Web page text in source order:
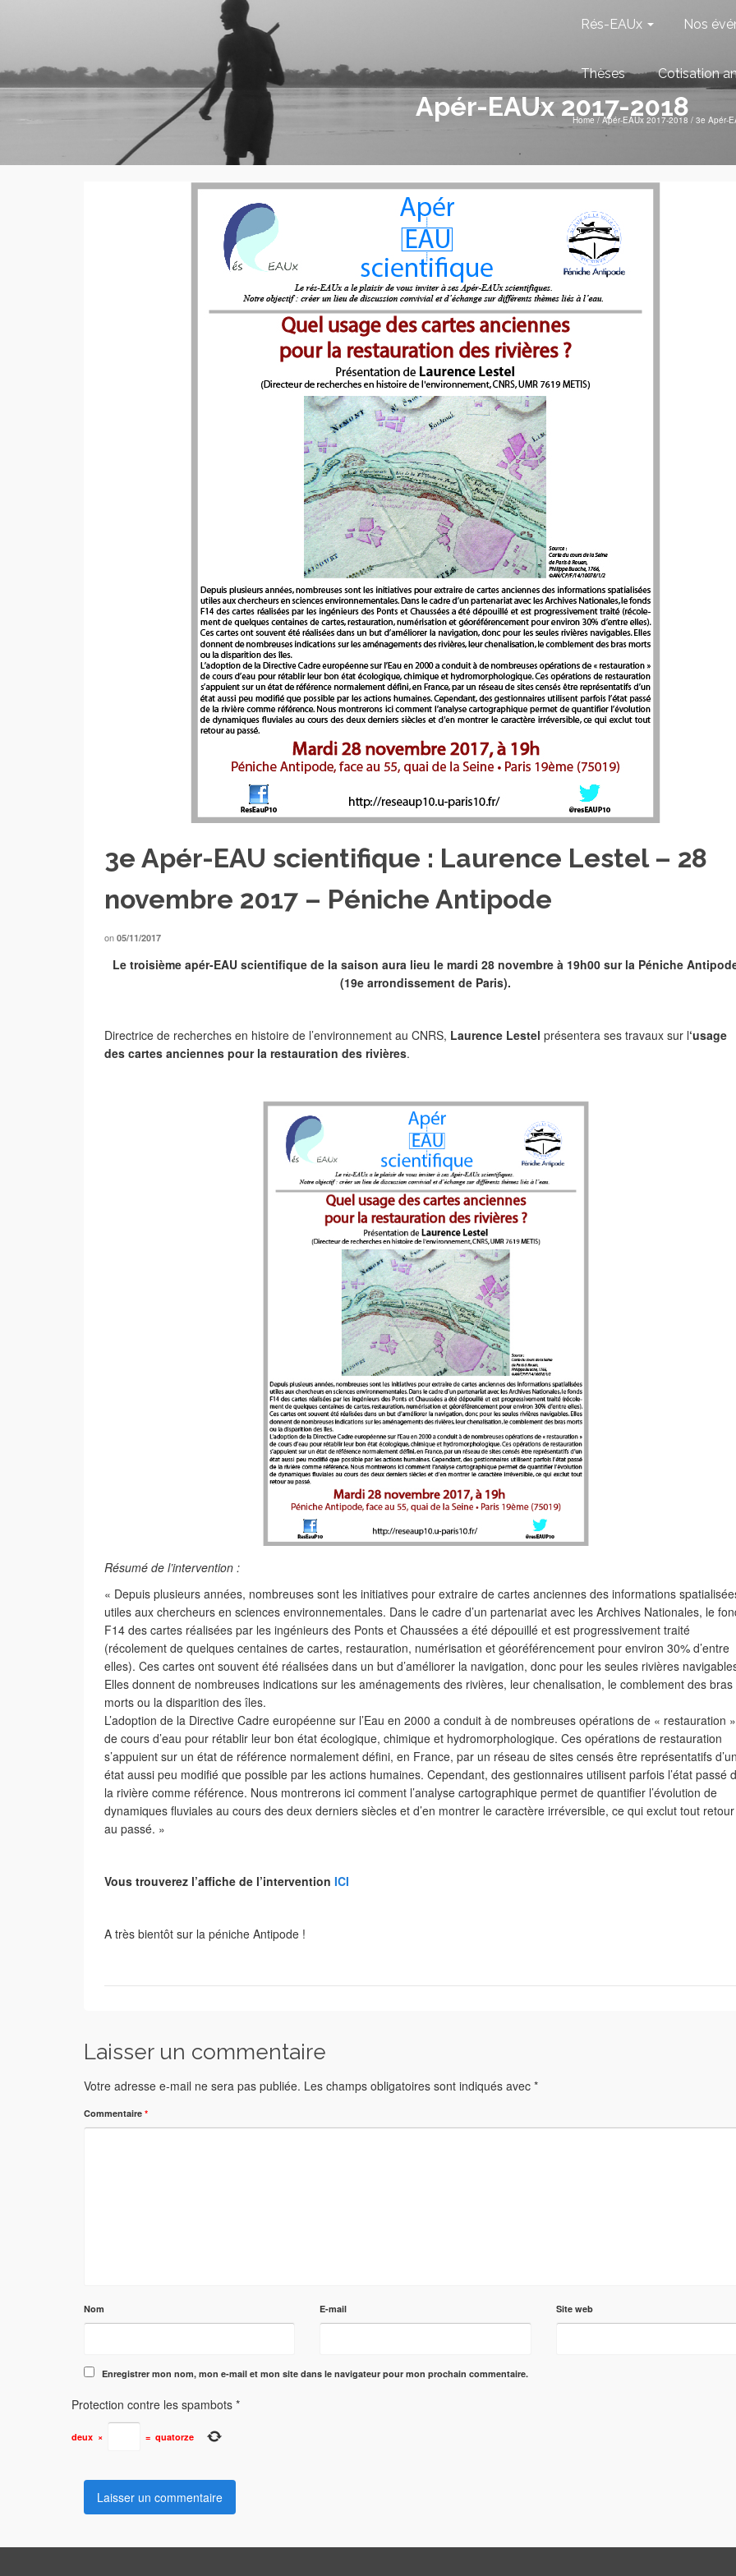
Rés-EAUx Nos
Thèses Cotisation
Apér-EAUx 2017-2018
Home / Apér-EAUx 2017-2018 / 3e Apér-
3e Apér-EAU scientifique : Laurence Lestel – 28
novembre 2017 – Péniche Antipode
on 05/11/2017
Le troisième apér-EAU scientifique de la saison aura lieu le mardi 28 novembre à 19h00 sur la Péniche
(19e arrondissement de Paris).
Directrice de recherches en histoire de l’environnement au CNRS, Laurence Lestel présentera ses travaux sur l‘usage
des cartes anciennes pour la restauration des rivières.
Résumé de l’intervention :
« Depuis plusieurs années, nombreuses sont les initiatives pour extraire de cartes anciennes des informations
utiles aux chercheurs en sciences environnementales. Dans le cadre d’un partenariat avec les Archives Nationales, le
F14 des cartes réalisées par les ingénieurs des Ponts et Chaussées a été dépouillé et est progressivement traité
(récolement de quelques centaines de cartes, restauration, numérisation et géoréférencement pour environ 30% d’entre
elles). Ces cartes ont souvent été réalisées dans un but d’améliorer la navigation, donc pour les seules rivières
Elles donnent de nombreuses indications sur les aménagements des rivières, leur chenalisation, le comblement des bras
morts ou la disparition des îles.
L’adoption de la Directive Cadre européenne sur l’Eau en 2000 a conduit à de nombreuses opérations de « restauration »
de cours d’eau pour rétablir leur bon état écologique, chimique et hydromorphologique. Ces opérations de restauration
s’appuient sur un état de référence normalement défini, en France, par un réseau de sites censés être représentatifs d’un
état aussi peu modifié que possible par les actions humaines. Cependant, des gestionnaires utilisent parfois l’état passé
la rivière comme référence. Nous montrerons ici comment l’analyse cartographique permet de quantifier l’évolution de
dynamiques fluviales au cours des deux derniers siècles et d’en montrer le caractère irréversible, ce qui exclut tout retour
au passé. »
Vous trouverez l’affiche de l’intervention ICI
A très bientôt sur la péniche Antipode !
Laisser un commentaire
Votre adresse e-mail ne sera pas publiée. Les champs obligatoires sont indiqués avec *
Commentaire *
Nom E-mail Site web
Enregistrer mon nom, mon e-mail et mon site dans le navigateur pour mon prochain commentaire.
Protection contre les spambots *
deux × = quatorze